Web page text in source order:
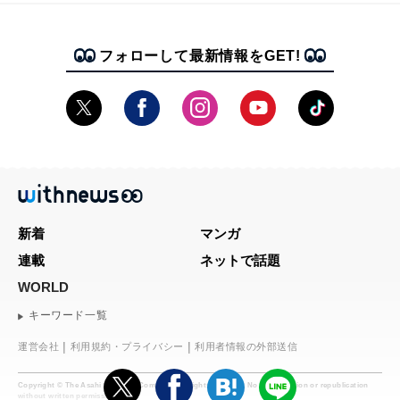
フォローして最新情報をGET!
Copyright © The Asahi Shimbun Company. All rights reserved. No reproduction or republication
without written permission.
新着
マンガ
連載
ネットで話題
WORLD
キーワード一覧
運営会社 利用規約・プライバシー 利用者情報の外部送信